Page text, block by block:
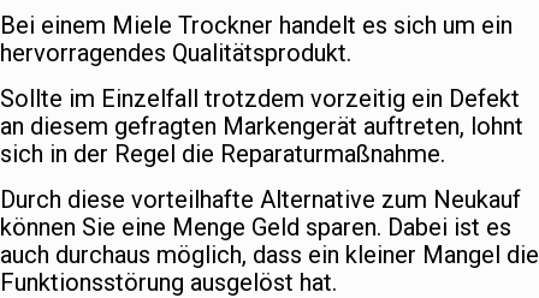
Bei einem Miele Trockner handelt es sich um ein
hervorragendes Qualitätsprodukt.
Sollte im Einzelfall trotzdem vorzeitig ein Defekt
an diesem gefragten Markengerät auftreten, lohnt
sich in der Regel die Reparaturmaßnahme.
Durch diese vorteilhafte Alternative zum Neukauf
können Sie eine Menge Geld sparen. Dabei ist es
auch durchaus möglich, dass ein kleiner Mangel die
Funktionsstörung ausgelöst hat.